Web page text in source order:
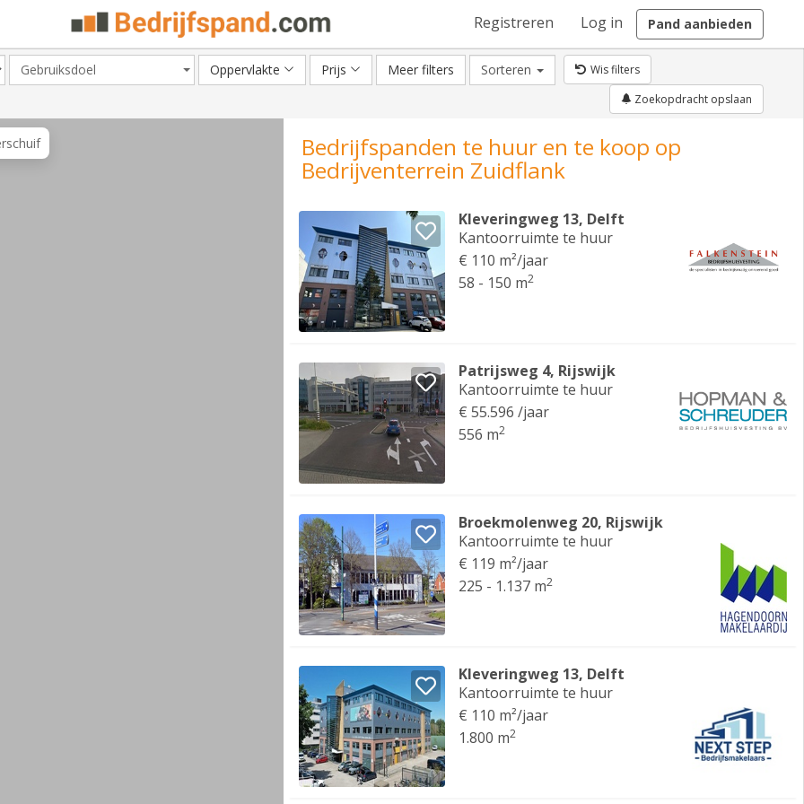
Registreren Log in Pand aanbieden
Gebruiksdoel Oppervlakte Prijs Meer filters Sorteren
Wis filters
Zoekopdracht opslaan
Bedrijfspanden te huur en te koop op
Bedrijventerrein Zuidflank
Kleveringweg 13, Delft
Kantoorruimte te huur
€ 110 m²/jaar
58 - 150 m2
Patrijsweg 4, Rijswijk
Kantoorruimte te huur
€ 55.596 /jaar
556 m2
Broekmolenweg 20, Rijswijk
Kantoorruimte te huur
€ 119 m²/jaar
225 - 1.137 m2
Kleveringweg 13, Delft
Kantoorruimte te huur
€ 110 m²/jaar
1.800 m2